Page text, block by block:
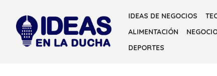
content
IDEAS DE NEGOCIOS
ALIMENTACIÓN
DEPORTES